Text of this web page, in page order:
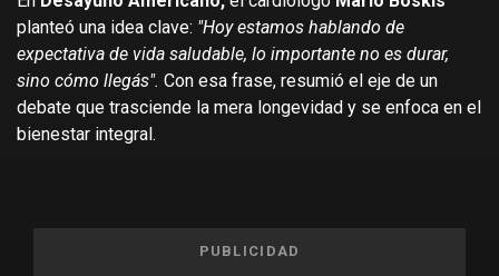
planteó una idea clave: "Hoy estamos hablando de
expectativa de vida saludable, lo importante no es durar,
sino cómo llegás". Con esa frase, resumió el eje de un
debate que trasciende la mera longevidad y se enfoca en el
bienestar integral.
PUBLICIDAD